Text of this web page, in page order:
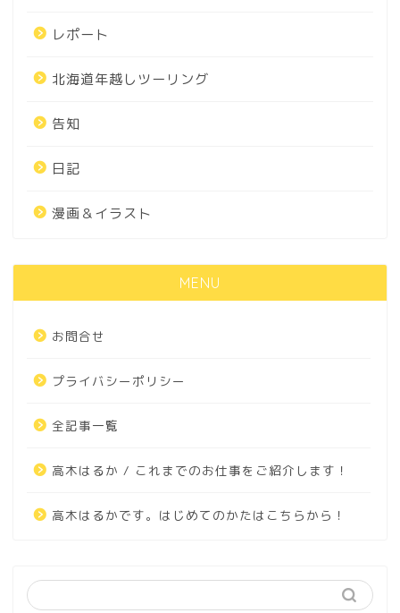
レポート
北海道年越しツーリング
告知
日記
漫画＆イラスト
MENU
お問合せ
プライバシーポリシー
全記事一覧
高木はるか / これまでのお仕事をご紹介します！
高木はるかです。はじめてのかたはこちらから！